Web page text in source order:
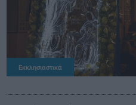
Εκκλησιαστικά